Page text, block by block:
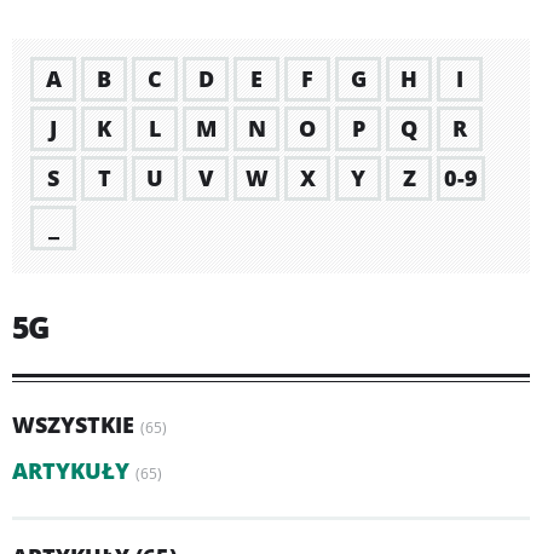
A B C D E F G H
I
J
K L M N O P Q
R
S
T U V W X Y Z
0-9
5G
WSZYSTKIE (65)
ARTYKUŁY (65)